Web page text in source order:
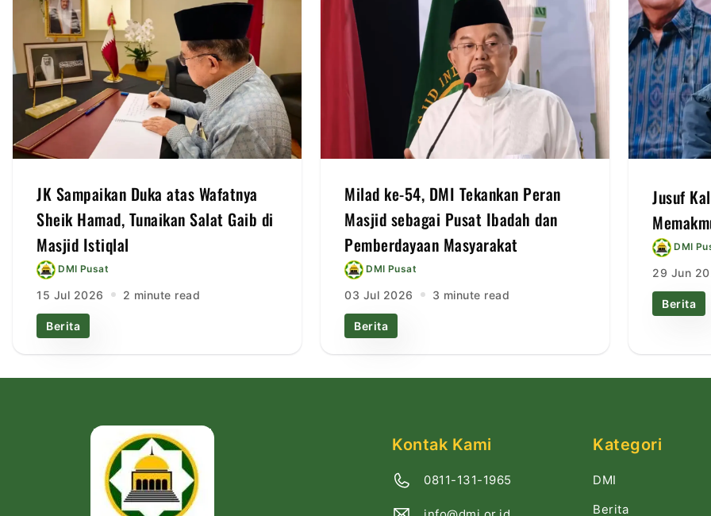
JK Sampaikan Duka atas Wafatnya
Sheik Hamad, Tunaikan Salat Gaib di
Masjid Istiqlal
DMI Pusat
15 Jul 2026 2 minute read
Berita
Milad ke-54, DMI Tekankan Peran
Masjid sebagai Pusat Ibadah dan
Pemberdayaan Masyarakat
DMI Pusat
03 Jul 2026 3 minute read
Berita
Jusuf
DMI
29 Jun
Berita
Kontak Kami
0811-131-1965
Kategori
DMI
Berita